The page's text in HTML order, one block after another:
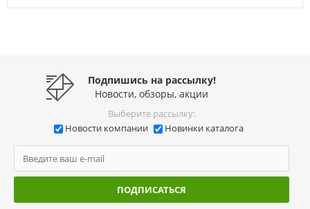
Подпишись на рассылку!
Новости, обзоры, акции
Выберите рассылку:
Новости компании
Новинки каталога
ПОДПИСАТЬСЯ